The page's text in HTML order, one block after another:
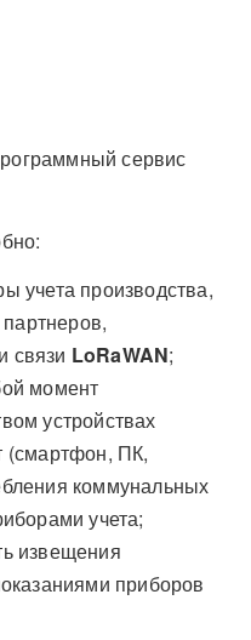
сервис
учета производства,
связи LoRaWAN;
момент
устройствах
(смартфон, ПК,
коммунальных
учета;
извещения
приборов